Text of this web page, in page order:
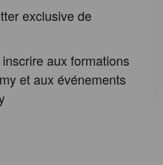
exclusive de
aux formations
et aux événements